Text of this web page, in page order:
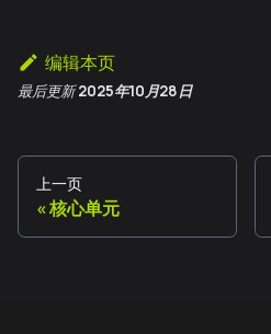
编辑本页
最后更新 2025年10月28日
上一页
核心单元